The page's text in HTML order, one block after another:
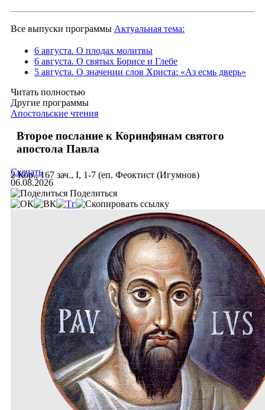
Все выпуски программы Актуальная тема:
6 августа. О плодах молитвы
6 августа. О святых Борисе и Глебе
5 августа. О значении слов Христа: «Аз есмь дверь»
Читать полностью
Другие программы
Апостольские чтения
Второе послание к Коринфянам святого
апостола Павла
2 Кор., 167 зач., I, 1-7 (еп. Феоктист (Игумнов)
Скачать
06.08.2026
Поделиться